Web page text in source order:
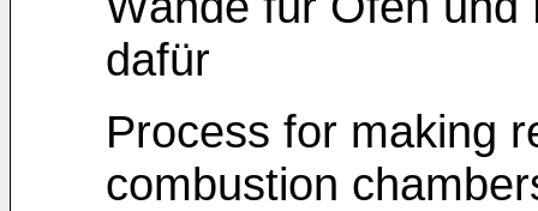
dafür
Process for making
combustion